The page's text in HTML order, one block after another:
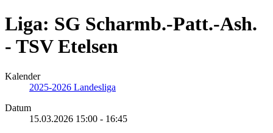
Liga: SG Scharmb.-Patt.-Ash.
- TSV Etelsen
Kalender
2025-2026 Landesliga
Datum
15.03.2026 15:00 - 16:45